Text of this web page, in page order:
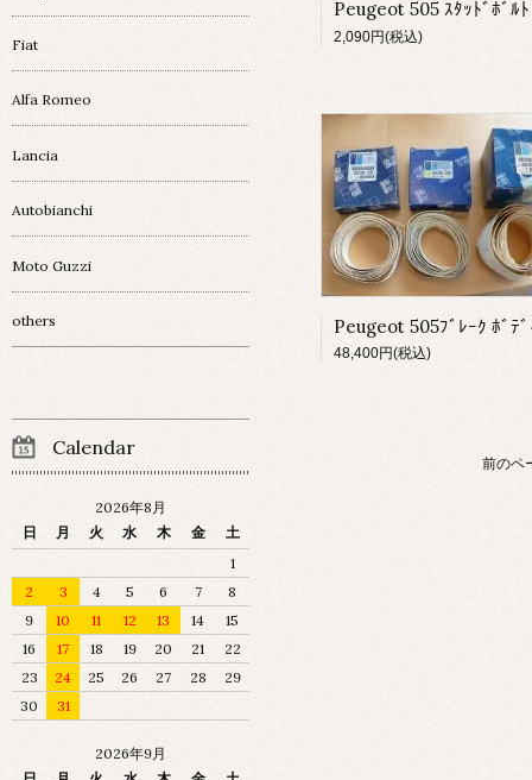
2,090円(税込)
48,400円(税込)
前のペ
Fiat
Alfa Romeo
Lancia
Autobianchi
Moto Guzzi
others
Calendar
2026年8月
日
月 火 水 木 金
土
1
2
3 4 5 6 7
8
9
10 11 12 13 14
15
16
17 18 19 20 21
22
23
24 25 26 27 28
29
30
31
2026年9月